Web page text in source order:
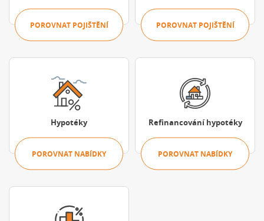
POROVNAT POJIŠTĚNÍ POROVNAT POJIŠTĚNÍ
Hypotéky
POROVNAT NABÍDKY
Porovnat nabídky
Refinancování hypotéky
POROVNAT NABÍDKY
Porovnat
Porovnat možnosti